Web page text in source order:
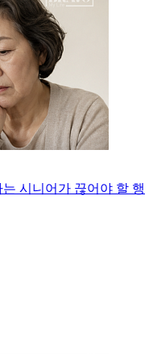
시니어가 끊어야 할 행